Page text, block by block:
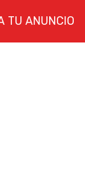
TU ANUNCIO